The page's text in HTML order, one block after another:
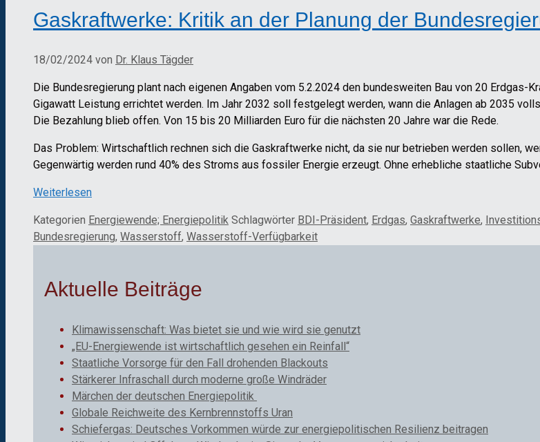
Gaskraftwerke: Kritik an der Planung der
18/02/2024 von Dr. Klaus Tägder
Die Bundesregierung plant nach eigenen Angaben vom 5.2.2024 den bundesweiten Bau von 20
Gigawatt Leistung errichtet werden. Im Jahr 2032 soll festgelegt werden, wann die Anlagen ab 2035
Die Bezahlung blieb offen. Von 15 bis 20 Milliarden Euro für die nächsten 20 Jahre war die Rede.
Das Problem: Wirtschaftlich rechnen sich die Gaskraftwerke nicht, da sie nur betrieben werden sollen,
Gegenwärtig werden rund 40% des Stroms aus fossiler Energie erzeugt. Ohne erhebliche staatliche
Weiterlesen
Kategorien Energiewende; Energiepolitik Schlagwörter BDI-Präsident, Erdgas, Gaskraftwerke,
Bundesregierung, Wasserstoff, Wasserstoff-Verfügbarkeit
Aktuelle Beiträge
Klimawissenschaft: Was bietet sie und wie wird sie genutzt
„EU-Energiewende ist wirtschaftlich gesehen ein Reinfall“
Staatliche Vorsorge für den Fall drohenden Blackouts
Stärkerer Infraschall durch moderne große Windräder
Märchen der deutschen Energiepolitik
Globale Reichweite des Kernbrennstoffs Uran
Schiefergas: Deutsches Vorkommen würde zur energiepolitischen Resilienz beitragen